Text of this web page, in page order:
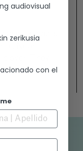
Loinaz is
Near
it with
begin?
audiovisual
zerikusia
con el